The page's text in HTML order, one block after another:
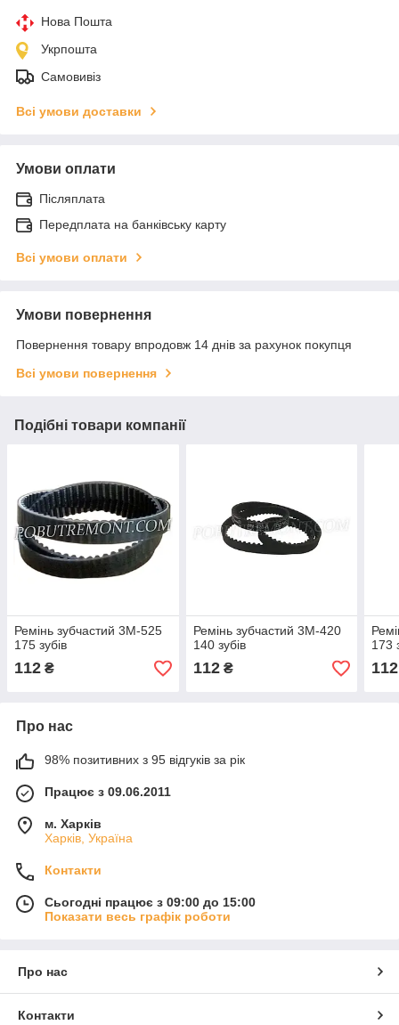
Нова Пошта
Укрпошта
Самовивіз
Всі умови доставки
Умови оплати
Післяплата
Передплата на банківську карту
Всі умови оплати
Умови повернення
Повернення товару впродовж 14 днів за рахунок покупця
Всі умови повернення
Подібні товари компанії
Ремінь зубчастий 3М-525
175 зубів
112 ₴
Ремінь зубчастий 3M-420
140 зубів
112₴
173
112
Про нас
98% позитивних з 95 відгуків за рік
Працює з 09.06.2011
м. Харків
Харків, Україна
Контакти
Сьогодні працює з 09:00 до 15:00
Показати весь графік роботи
Про нас
Контакти